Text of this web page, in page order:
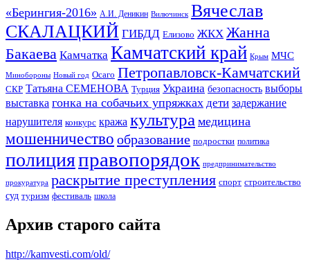
«Берингия-2016» А.И. Деникин Вилючинск Вячеслав
СКАЛАЦКИЙ ГИБДД Елизово ЖКХ Жанна
Бакаева Камчатка Камчатский край Крым МЧС
Минобороны Новый год Осаго Петропавловск-Камчатский
СКР Татьяна СЕМЕНОВА Турция Украина безопасность выборы
выставка гонка на собачьих упряжках дети задержание
нарушителя конкурс кража культура медицина
мошенничество образование подростки политика
полицияправопорядок предпринимательство
прокуратура раскрытие преступления спорт строительство
суд туризм фестиваль школа
Архив старого сайта
http://kamvesti.com/old/